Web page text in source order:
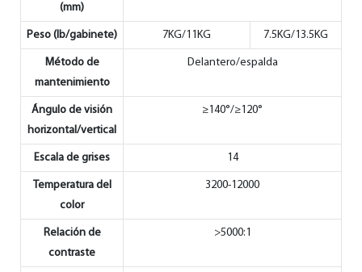
(mm)
Peso (lb/gabinete) 7KG/11KG 7.5KG/13.5KG
Método de
mantenimiento
Delantero/espalda
Ángulo de visión
horizontal/vertical
≥140°/≥120°
Escala de grises 14
Temperatura del
color
3200-12000
Relación de
contraste
>5000:1